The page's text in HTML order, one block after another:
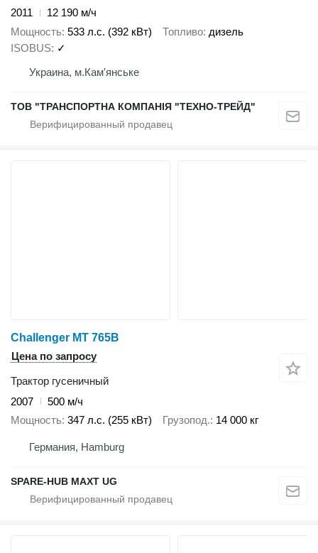
2011
12 190 м/ч
Мощность 533 л.с. (392 кВт) Топливо дизель
ISOBUS ✓
Украина, м.Кам'янське
ТОВ "ТРАНСПОРТНА КОМПАНІЯ "ТЕХНО-ТРЕЙД"
Challenger MT 765B
Цена по запросу
Трактор гусеничный
2007
500 м/ч
Мощность 347 л.с. (255 кВт) Грузопод. 14 000 кг
Германия, Hamburg
SPARE-HUB MAXT UG